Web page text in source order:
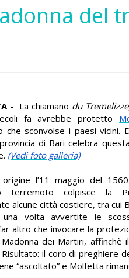
del
- La chiamano du Tremelizze
fa avrebbe protetto
che sconvolse i paesi vicini.
di Bari celebra
(Vedi foto galleria)
l’11 maggio del
terremoto colpisce la
alcune città costiere, tra cui
una volta avvertite le
altro che invocare la
dei Martiri, affinchè
il coro di preghiere
“ascoltato” e Molfetta